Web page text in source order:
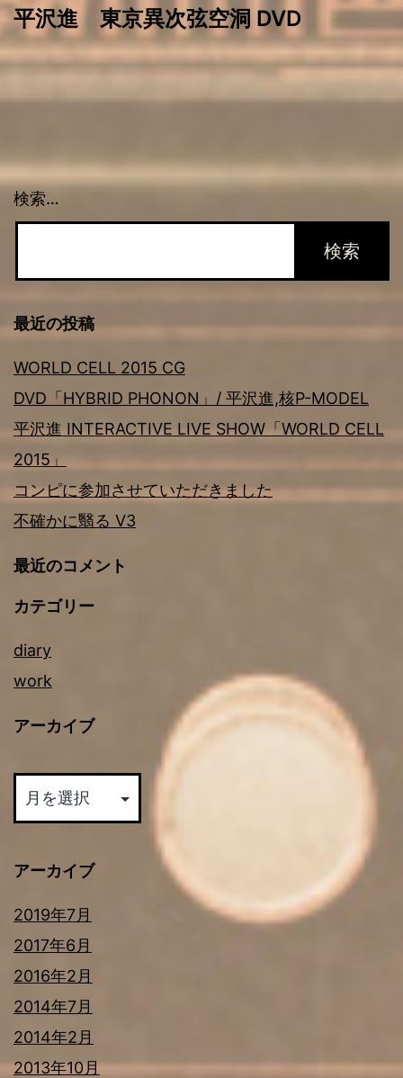
ビ
ゲ
ー
ン
平沢進 東京異次弦空洞 DVD
検索…
最近の投稿
WORLD CELL 2015 CG
DVD「HYBRID PHONON」/ 平沢進,核P-MODEL
平沢進 INTERACTIVE LIVE SHOW「WORLD CELL
2015」
コンピに参加させていただきました
不確かに翳る V3
最近のコメント
カテゴリー
diary
work
アーカイブ
カ
ブ
アーカイブ
2019年7月
2017年6月
2016年2月
2014年7月
2014年2月
2013年10月